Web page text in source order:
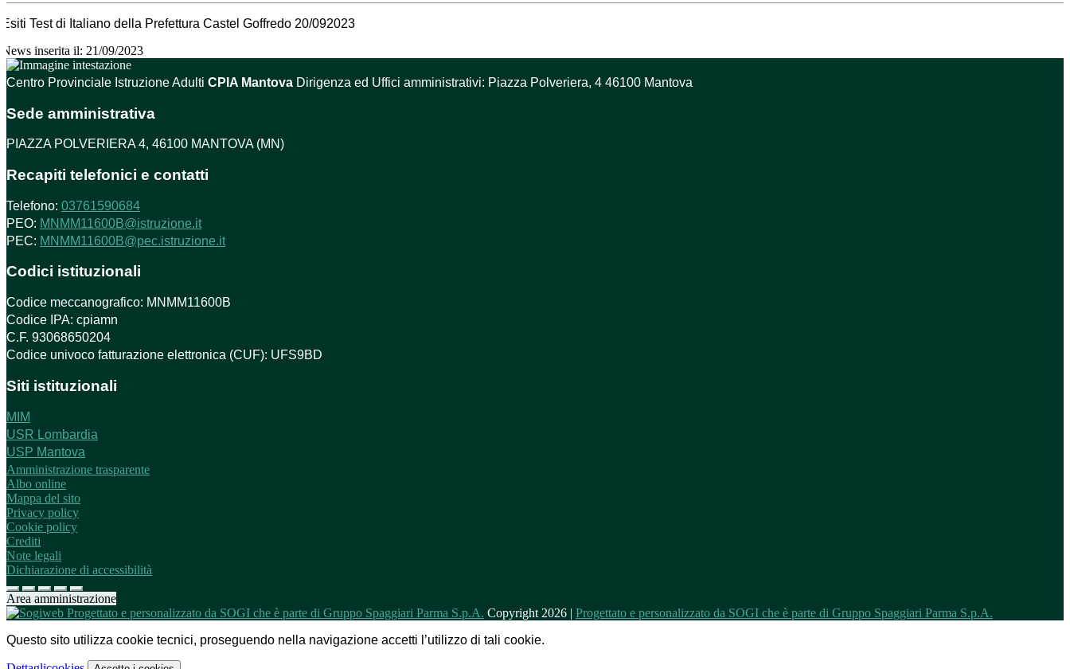
Esiti Test di Italiano della Prefettura Castel Goffredo 20/092023
News inserita il: 21/09/2023
Centro Provinciale Istruzione Adulti CPIA Mantova Dirigenza ed Uffici amministrativi: Piazza Polveriera, 4 46100 Mantova
Sede amministrativa
PIAZZA POLVERIERA 4, 46100 MANTOVA (MN)
Recapiti telefonici e contatti
Telefono: 03761590684
PEO: MNMM11600B@istruzione.it
PEC: MNMM11600B@pec.istruzione.it
Codici istituzionali
Codice meccanografico: MNMM11600B
Codice IPA: cpiamn
C.F. 93068650204
Codice univoco fatturazione elettronica (CUF): UFS9BD
Siti istituzionali
MIM
USR Lombardia
USP Mantova
Amministrazione trasparente
Albo online
Mappa del sito
Privacy policy
Cookie policy
Crediti
Note legali
Dichiarazione di accessibilità
Area amministrazione
Copyright 2026 | Progettato e personalizzato da SOGI che è parte di Gruppo Spaggiari Parma S.p.A.
Questo sito utilizza cookie tecnici, proseguendo nella navigazione accetti l’utilizzo di tali cookie.